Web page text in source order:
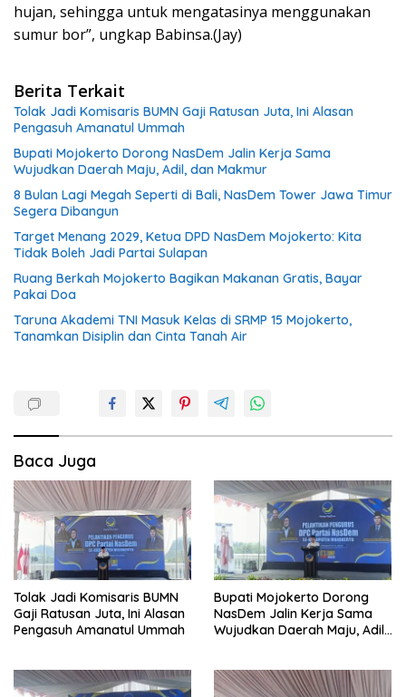
hujan, sehingga untuk mengatasinya menggunakan
sumur bor”, ungkap Babinsa.(Jay)
Berita Terkait
Tolak Jadi Komisaris BUMN Gaji Ratusan Juta, Ini Alasan
Pengasuh Amanatul Ummah
Bupati Mojokerto Dorong NasDem Jalin Kerja Sama
Wujudkan Daerah Maju, Adil, dan Makmur
8 Bulan Lagi Megah Seperti di Bali, NasDem Tower Jawa Timur
Segera Dibangun
Target Menang 2029, Ketua DPD NasDem Mojokerto: Kita
Tidak Boleh Jadi Partai Sulapan
Ruang Berkah Mojokerto Bagikan Makanan Gratis, Bayar
Pakai Doa
Taruna Akademi TNI Masuk Kelas di SRMP 15 Mojokerto,
Tanamkan Disiplin dan Cinta Tanah Air
Baca Juga
Tolak Jadi Komisaris BUMN
Gaji Ratusan Juta, Ini Alasan
Pengasuh Amanatul Ummah
Bupati Mojokerto Dorong
NasDem Jalin Kerja Sama
Wujudkan Daerah Maju, Adil,